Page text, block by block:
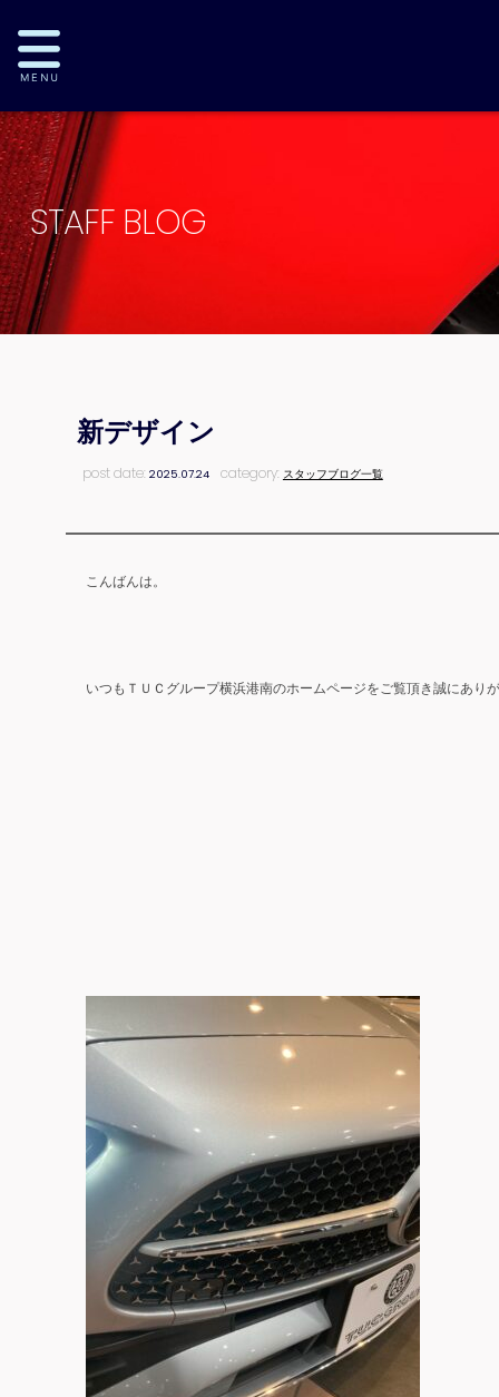
STAFF BLOG
新デザイン
post date:2025.07.24 category: スタッフブログ一覧
こんばんは。
いつもＴＵＣグループ横浜港南のホームページをご覧頂き誠にありが